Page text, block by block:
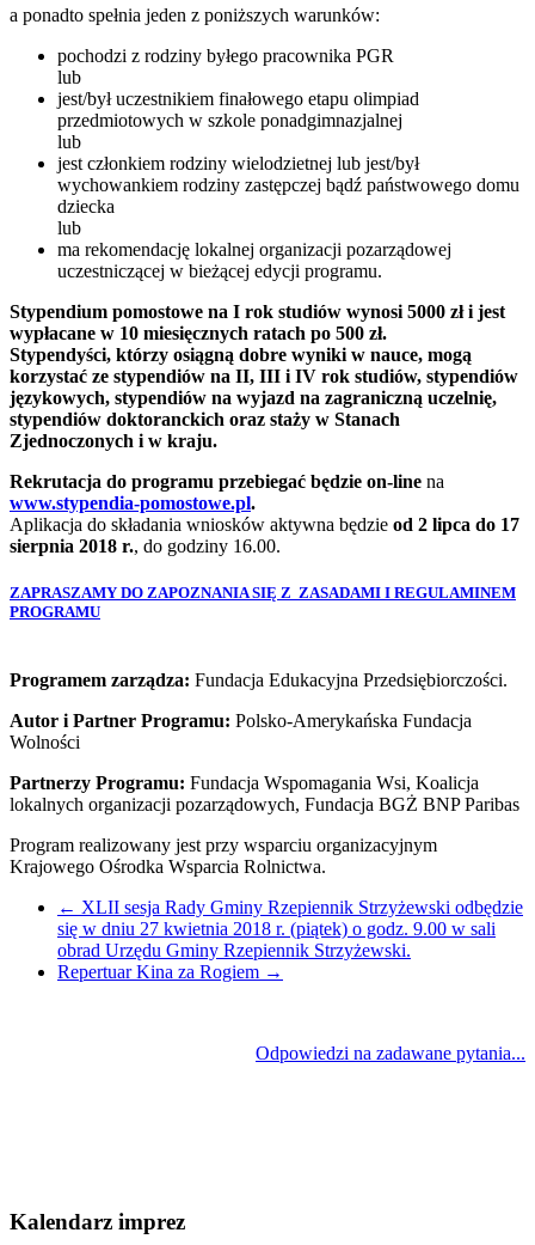
a ponadto spełnia jeden z poniższych warunków:
pochodzi z rodziny byłego pracownika PGR
lub
jest/był uczestnikiem finałowego etapu olimpiad
przedmiotowych w szkole ponadgimnazjalnej
lub
jest członkiem rodziny wielodzietnej lub jest/był
wychowankiem rodziny zastępczej bądź państwowego domu
dziecka
lub
ma rekomendację lokalnej organizacji pozarządowej
uczestniczącej w bieżącej edycji programu.
Stypendium pomostowe na I rok studiów wynosi 5000 zł i jest
wypłacane w 10 miesięcznych ratach po 500 zł.
Stypendyści, którzy osiągną dobre wyniki w nauce, mogą
korzystać ze stypendiów na II, III i IV rok studiów, stypendiów
językowych, stypendiów na wyjazd na zagraniczną uczelnię,
stypendiów doktoranckich oraz staży w Stanach
Zjednoczonych i w kraju.
Rekrutacja do programu przebiegać będzie on-line na
www.stypendia-pomostowe.pl.
Aplikacja do składania wniosków aktywna będzie od 2 lipca do 17
sierpnia 2018 r., do godziny 16.00.
ZAPRASZAMY DO ZAPOZNANIA SIĘ Z ZASADAMI I REGULAMINEM
PROGRAMU
Programem zarządza: Fundacja Edukacyjna Przedsiębiorczości.
Autor i Partner Programu: Polsko-Amerykańska Fundacja
Wolności
Partnerzy Programu: Fundacja Wspomagania Wsi, Koalicja
lokalnych organizacji pozarządowych, Fundacja BGŻ BNP Paribas
Program realizowany jest przy wsparciu organizacyjnym
Krajowego Ośrodka Wsparcia Rolnictwa.
← XLII sesja Rady Gminy Rzepiennik Strzyżewski odbędzie
się w dniu 27 kwietnia 2018 r. (piątek) o godz. 9.00 w sali
obrad Urzędu Gminy Rzepiennik Strzyżewski.
Repertuar Kina za Rogiem →
Odpowiedzi na zadawane pytania...
Kalendarz imprez